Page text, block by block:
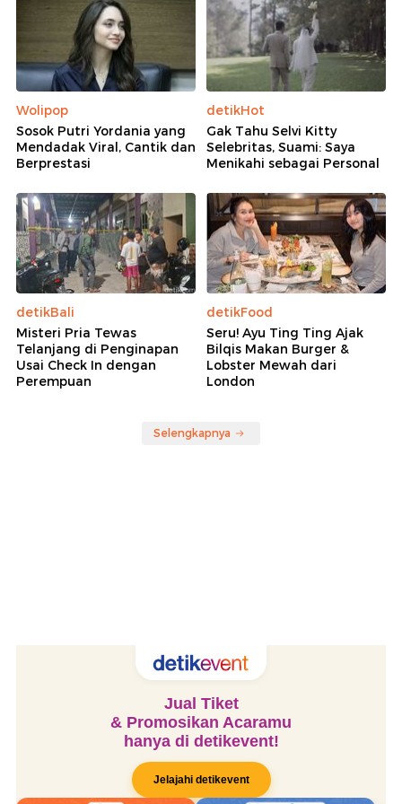
Wolipop
Sosok Putri Yordania yang
Mendadak Viral, Cantik dan
Berprestasi
detikHot
Gak Tahu Selvi Kitty
Selebritas, Suami: Saya
Menikahi sebagai Personal
detikBali
Misteri Pria Tewas
Telanjang di Penginapan
Usai Check In dengan
Perempuan
detikFood
Seru! Ayu Ting Ting Ajak
Bilqis Makan Burger &
Lobster Mewah dari
London
Selengkapnya